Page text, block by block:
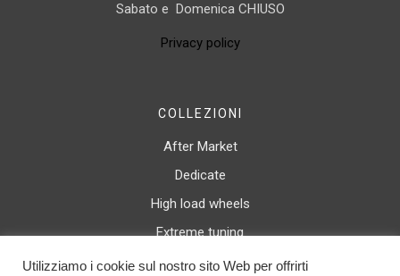
Sabato e Domenica CHIUSO
Privacy policy
COLLEZIONI
After Market
Dedicate
High load wheels
Extreme tuning
Canale rovesciato
Utilizziamo i cookie sul nostro sito Web per offrirti